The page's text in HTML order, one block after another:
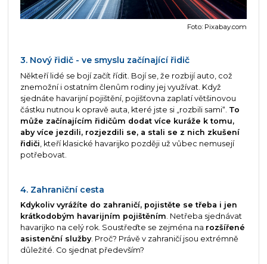
Foto: Pixabay.com
3. Nový řidič - ve smyslu začínající řidič
Někteří lidé se bojí začít řídit. Bojí se, že rozbijí auto, což
znemožní i ostatním členům rodiny jej využívat. Když
sjednáte havarijní pojištění, pojišťovna zaplatí většinovou
částku nutnou k opravě auta, které jste si „rozbili sami“. To
může začínajícím řidičům dodat více kuráže k tomu,
aby více jezdili, rozjezdili se, a stali se z nich zkušení
řidiči , kteří klasické havarijko později už vůbec nemusejí
potřebovat.
4. Zahraniční cesta
Kdykoliv vyrážíte do zahraničí, pojistěte se třeba i jen
krátkodobým havarijním pojištěním. Netřeba sjednávat
havarijko na celý rok. Soustřeďte se zejména na rozšířené
asistenční služby. Proč? Právě v zahraničí jsou extrémně
důležité. Co sjednat především?